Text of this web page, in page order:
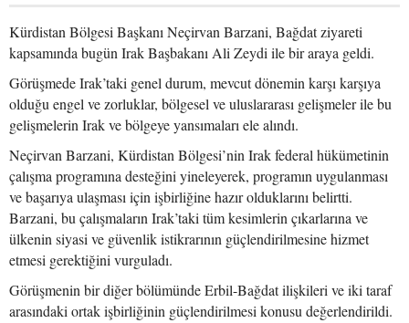
Kürdistan Bölgesi Başkanı Neçirvan Barzani, Bağdat ziyareti
kapsamında bugün Irak Başbakanı Ali Zeydi ile bir araya geldi.
Görüşmede Irak’taki genel durum, mevcut dönemin karşı karşıya
olduğu engel ve zorluklar, bölgesel ve uluslararası gelişmeler ile bu
gelişmelerin Irak ve bölgeye yansımaları ele alındı.
Neçirvan Barzani, Kürdistan Bölgesi’nin Irak federal hükümetinin
çalışma programına desteğini yineleyerek, programın uygulanması
ve başarıya ulaşması için işbirliğine hazır olduklarını belirtti.
Barzani, bu çalışmaların Irak’taki tüm kesimlerin çıkarlarına ve
ülkenin siyasi ve güvenlik istikrarının güçlendirilmesine hizmet
etmesi gerektiğini vurguladı.
Görüşmenin bir diğer bölümünde Erbil-Bağdat ilişkileri ve iki taraf
arasındaki ortak işbirliğinin güçlendirilmesi konusu değerlendirildi.